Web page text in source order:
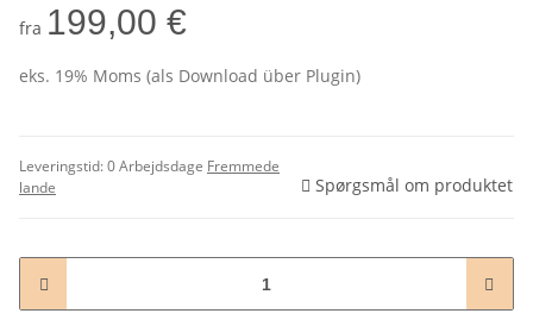
fra 199,00 €
eks. 19% Moms (als Download über Plugin)
Leveringstid:0 Arbejdsdage Fremmede
lande
Spørgsmål om produktet